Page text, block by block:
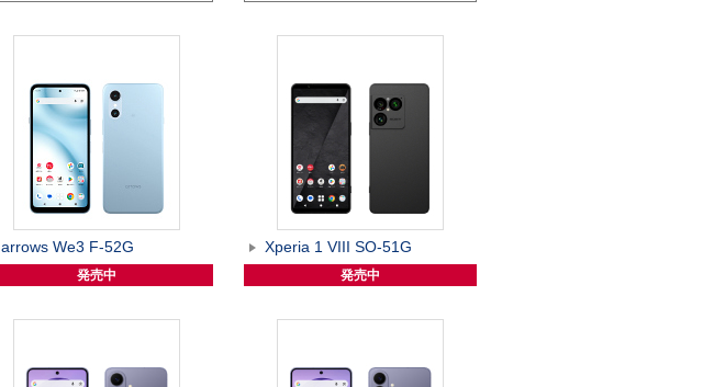
arrows We3 F-52G
発売中
Xperia 1 VIII SO-51G
発売中